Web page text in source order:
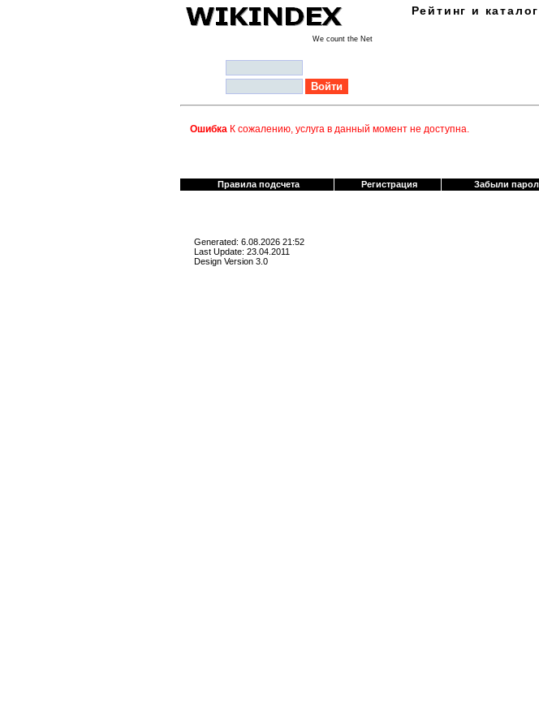
Рейтинг и каталог
We count the Net
Ошибка К сожалению, услуга в данный момент не доступна.
Правила подсчета Регистрация Забыли
Generated: 6.08.2026 21:52
Last Update: 23.04.2011
Design Version 3.0